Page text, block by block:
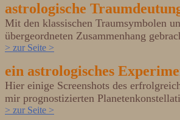
astrologische
Mit den klassischen Traumsymbolen
übergeordneten Zusammenhang
> zur Seite >
ein astrologisches
Hier einige Screenshots des
mir prognostizierten
> zur Seite >